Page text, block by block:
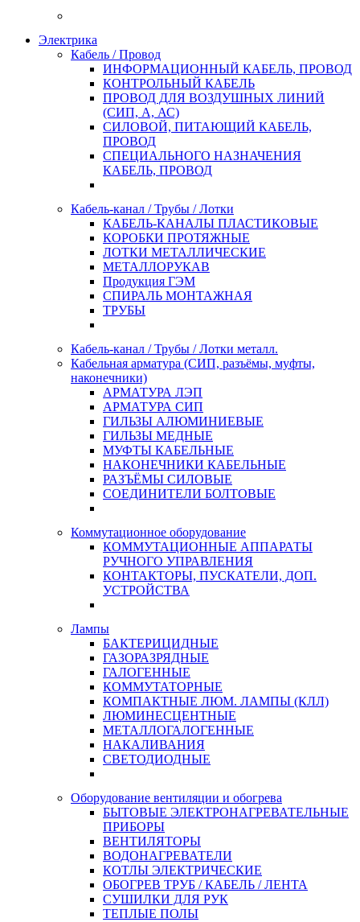
Электрика
Кабель / Провод
ИНФОРМАЦИОННЫЙ КАБЕЛЬ, ПРОВОД
КОНТРОЛЬНЫЙ КАБЕЛЬ
ПРОВОД ДЛЯ ВОЗДУШНЫХ ЛИНИЙ
(СИП, А, АС)
СИЛОВОЙ, ПИТАЮЩИЙ КАБЕЛЬ,
ПРОВОД
СПЕЦИАЛЬНОГО НАЗНАЧЕНИЯ
КАБЕЛЬ, ПРОВОД
Кабель-канал / Трубы / Лотки
КАБЕЛЬ-КАНАЛЫ ПЛАСТИКОВЫЕ
КОРОБКИ ПРОТЯЖНЫЕ
ЛОТКИ МЕТАЛЛИЧЕСКИЕ
МЕТАЛЛОРУКАВ
Продукция ГЭМ
СПИРАЛЬ МОНТАЖНАЯ
ТРУБЫ
Кабель-канал / Трубы / Лотки металл.
Кабельная арматура (СИП, разъёмы, муфты,
наконечники)
АРМАТУРА ЛЭП
АРМАТУРА СИП
ГИЛЬЗЫ АЛЮМИНИЕВЫЕ
ГИЛЬЗЫ МЕДНЫЕ
МУФТЫ КАБЕЛЬНЫЕ
НАКОНЕЧНИКИ КАБЕЛЬНЫЕ
РАЗЪЁМЫ СИЛОВЫЕ
СОЕДИНИТЕЛИ БОЛТОВЫЕ
Коммутационное оборудование
КОММУТАЦИОННЫЕ АППАРАТЫ
РУЧНОГО УПРАВЛЕНИЯ
КОНТАКТОРЫ, ПУСКАТЕЛИ, ДОП.
УСТРОЙСТВА
Лампы
БАКТЕРИЦИДНЫЕ
ГАЗОРАЗРЯДНЫЕ
ГАЛОГЕННЫЕ
КОММУТАТОРНЫЕ
КОМПАКТНЫЕ ЛЮМ. ЛАМПЫ (КЛЛ)
ЛЮМИНЕСЦЕНТНЫЕ
МЕТАЛЛОГАЛОГЕННЫЕ
НАКАЛИВАНИЯ
СВЕТОДИОДНЫЕ
Оборудование вентиляции и обогрева
БЫТОВЫЕ ЭЛЕКТРОНАГРЕВАТЕЛЬНЫЕ
ПРИБОРЫ
ВЕНТИЛЯТОРЫ
ВОДОНАГРЕВАТЕЛИ
КОТЛЫ ЭЛЕКТРИЧЕСКИЕ
ОБОГРЕВ ТРУБ / КАБЕЛЬ / ЛЕНТА
СУШИЛКИ ДЛЯ РУК
ТЕПЛЫЕ ПОЛЫ